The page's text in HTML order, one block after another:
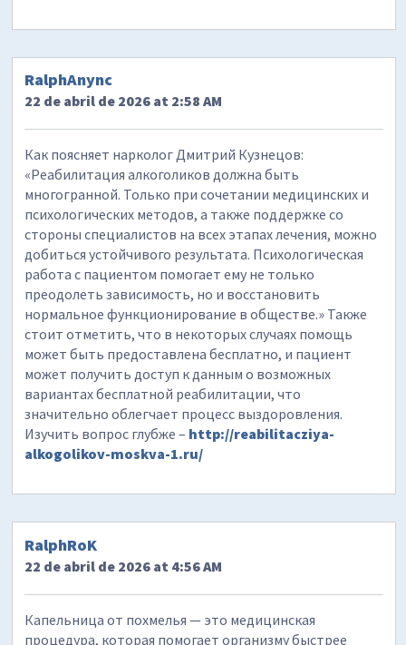
RalphAnync
22 de abril de 2026 at 2:58 AM
Как поясняет нарколог Дмитрий Кузнецов:
«Реабилитация алкоголиков должна быть
многогранной. Только при сочетании медицинских и
психологических методов, а также поддержке со
стороны специалистов на всех этапах лечения, можно
добиться устойчивого результата. Психологическая
работа с пациентом помогает ему не только
преодолеть зависимость, но и восстановить
нормальное функционирование в обществе.» Также
стоит отметить, что в некоторых случаях помощь
может быть предоставлена бесплатно, и пациент
может получить доступ к данным о возможных
вариантах бесплатной реабилитации, что
значительно облегчает процесс выздоровления.
Изучить вопрос глубже – http://reabilitacziya-
alkogolikov-moskva-1.ru/
RalphRoK
22 de abril de 2026 at 4:56 AM
Капельница от похмелья — это медицинская
процедура, которая помогает организму быстрее